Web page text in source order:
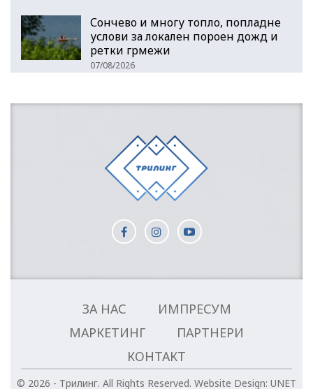
Сончево и многу топло, попладне
услови за локален пороен дожд и
ретки грмежи
07/08/2026
ЗА НАС
ИМПРЕСУМ
МАРКЕТИНГ
ПАРТНЕРИ
КОНТАКТ
© 2026 - Трилинг. All Rights Reserved. Website Design: UNET